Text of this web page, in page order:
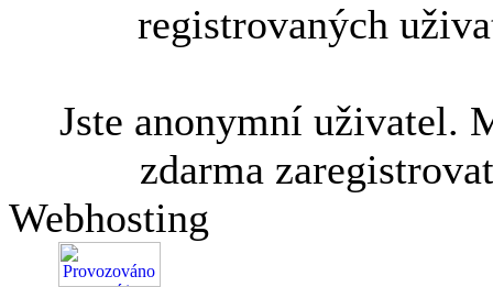
registrovaných
Jste anonymní uživatel.
zdarma
Webhosting